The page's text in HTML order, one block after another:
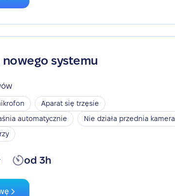
nowego systemu
Aparat się trzęsie
automatycznie
Nie działa przednia kamera
od 3h